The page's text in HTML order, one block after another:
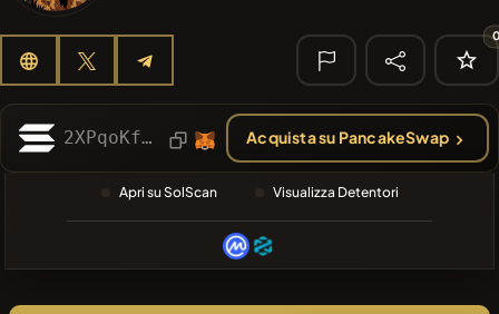
Heap of hay HAY
#556
🔎 RICERCA
RECENTE
❌Nessuna
moneta
recente
2XPqoKfJitk8YcMDGBKy7CMzRRyF2X9PniZeCykDUZev Acquista su PancakeSwap
Apri su SolScan Visualizza Detentori